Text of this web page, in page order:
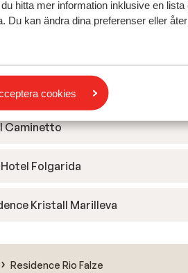
hitta mer information inklusive en
Du kan ändra dina preferenser eller
cookies
Ariston - halvpension
Caminetto
Folgarida
Kristall Marilleva
Residence Rio Falze